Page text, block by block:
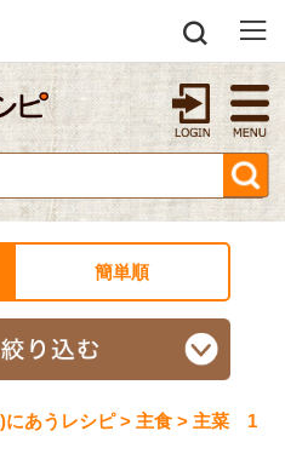
簡単順
にあうレシピ > 主食 > 主菜 1